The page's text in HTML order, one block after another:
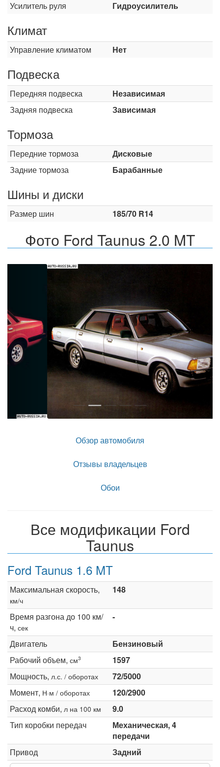
Усилитель руля Гидроусилитель
Климат
Управление климатом Нет
Подвеска
Передняя подвеска
Независимая
Задняя подвеска
Зависимая
Тормоза
Передние тормоза
Дисковые
Задние тормоза
Барабанные
Шины и диски
Размер шин 185/70 R14
Фото Ford Taunus 2.0 MT
Назад
Обзор автомобиля
Отзывы владельцев
Обои
Все модификации Ford
Taunus
Ford Taunus 1.6 MT
Максимальная скорость,
км/ч
148
Время разгона до 100 км/
ч, сек
-
Двигатель
Бензиновый
Рабочий объем, см3
1597
Мощность, л.с. / оборотах
72/5000
Момент, Н·м / оборотах
120/2900
Расход комби, л на 100 км
9.0
Тип коробки передач
Механическая, 4
передачи
Привод
Задний